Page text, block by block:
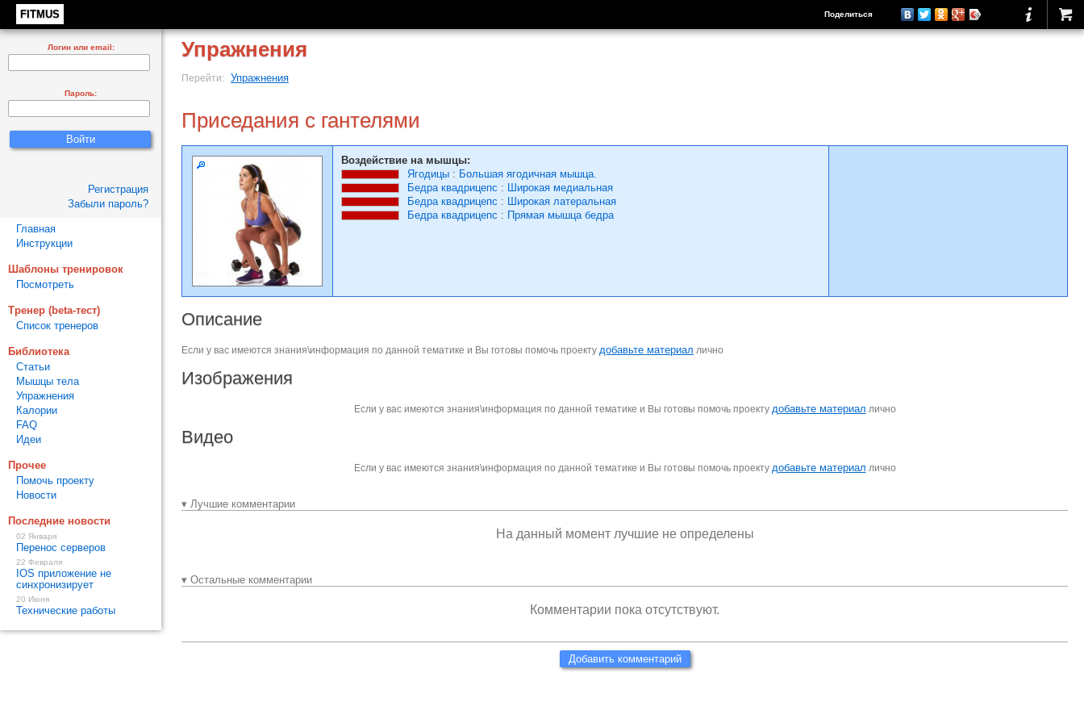
FITMUS Поделиться
Упражнения
Перейти: Упражнения
Приседания с гантелями
Воздействие на мышцы:
Ягодицы : Большая ягодичная мышца.
Бедра квадрицепс : Широкая медиальная
Бедра квадрицепс : Широкая латеральная
Бедра квадрицепс : Прямая мышца бедра
Описание
Если у вас имеются знания\информация по данной тематике и Вы готовы помочь проекту добавьте материал лично
Изображения
Если у вас имеются знания\информация по данной тематике и Вы готовы помочь проекту добавьте материал лично
Видео
Если у вас имеются знания\информация по данной тематике и Вы готовы помочь проекту добавьте материал лично
▾ Лучшие комментарии
На данный момент лучшие не определены
▾ Остальные комментарии
Комментарии пока отсутствуют.
Добавить комментарий
Логин или email:
Пароль:
Регистрация
Забыли пароль?
Главная
Инструкции
Шаблоны тренировок
Посмотреть
Тренер (beta-тест)
Список тренеров
Библиотека
Статьи
Мышцы тела
Упражнения
Калории
FAQ
Идеи
Прочее
Помочь проекту
Новости
Последние новости
02 Января
Перенос серверов
22 Февраля
IOS приложение не
синхронизирует
20 Июня
Технические работы